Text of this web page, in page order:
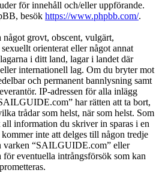
för innehåll och/eller uppförande.
besök https://www.phpbb.com/.
något grovt, obscent, vulgärt,
orienterat eller något annat
i ditt land, lagar i landet där
internationell lag. Om du bryter mot
och permanent bannlysning samt
IP-adressen för alla inlägg
har rätten att ta bort,
trådar som helst, när som helst. Som
information du skriver in sparas i en
inte att delges till någon tredje
varken “SAILGUIDE.com” eller
eventuella intrångsförsök som kan